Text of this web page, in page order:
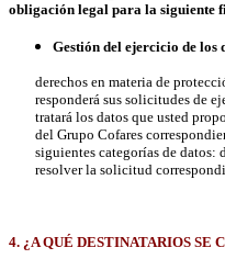
obligación legal para la siguiente
Gestión del ejercicio de los
derechos en materia de
responderá sus solicitudes de
tratará los datos que usted
del Grupo Cofares
siguientes categorías de datos:
resolver la solicitud
4. ¿A QUÉ DESTINATARIOS SE